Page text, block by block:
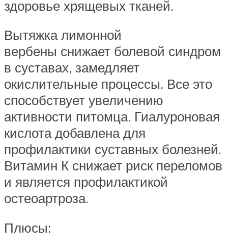
здоровье хрящевых тканей.
Вытяжка лимонной
вербены снижает болевой синдром
в суставах, замедляет
окислительные процессы. Все это
способствует увеличению
активности питомца. Гиалуроновая
кислота добавлена для
профилактики суставных болезней.
Витамин К снижает риск переломов
и является профилактикой
остеоартроза.
Плюсы: